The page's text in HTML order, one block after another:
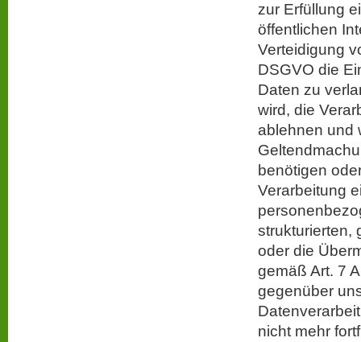
zur Erfüllung
öffentlichen
Verteidigung
DSGVO die
Daten zu
wird, die
ablehnen und
benötigen
Verarbeitung
strukturierten,
oder die
gemäß Art. 7
gegenüber
nicht mehr